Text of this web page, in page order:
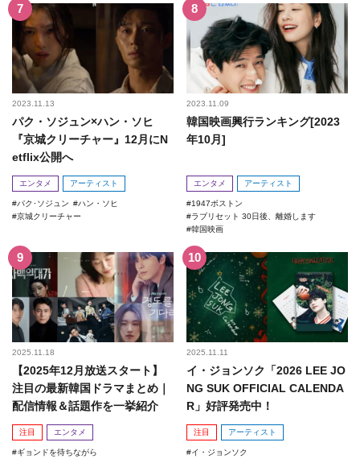
2023.11.13
パク・ソジュン×ハン・ソヒ
『京城クリーチャー』12月にN
etflix公開へ
エンタメ アーティスト
パク･ソジュン
ハン・ソヒ
京城クリーチャー
2023.11.09
韓国映画興行ランキング[2023
年10月]
エンタメ アーティスト
1947ボストン
ラブリセット 30日後、離婚します
韓国映画
2025.11.18
【2025年12月放送スタート】
注目の最新韓国ドラマまとめ｜
配信情報＆話題作を一挙紹介
注目 エンタメ
ギョンドを待ちながら
2025.11.11
イ・ジョンソク「2026 LEE JO
NG SUK OFFICIAL CALENDA
R」好評発売中！
注目 アーティスト
イ・ジョンソク